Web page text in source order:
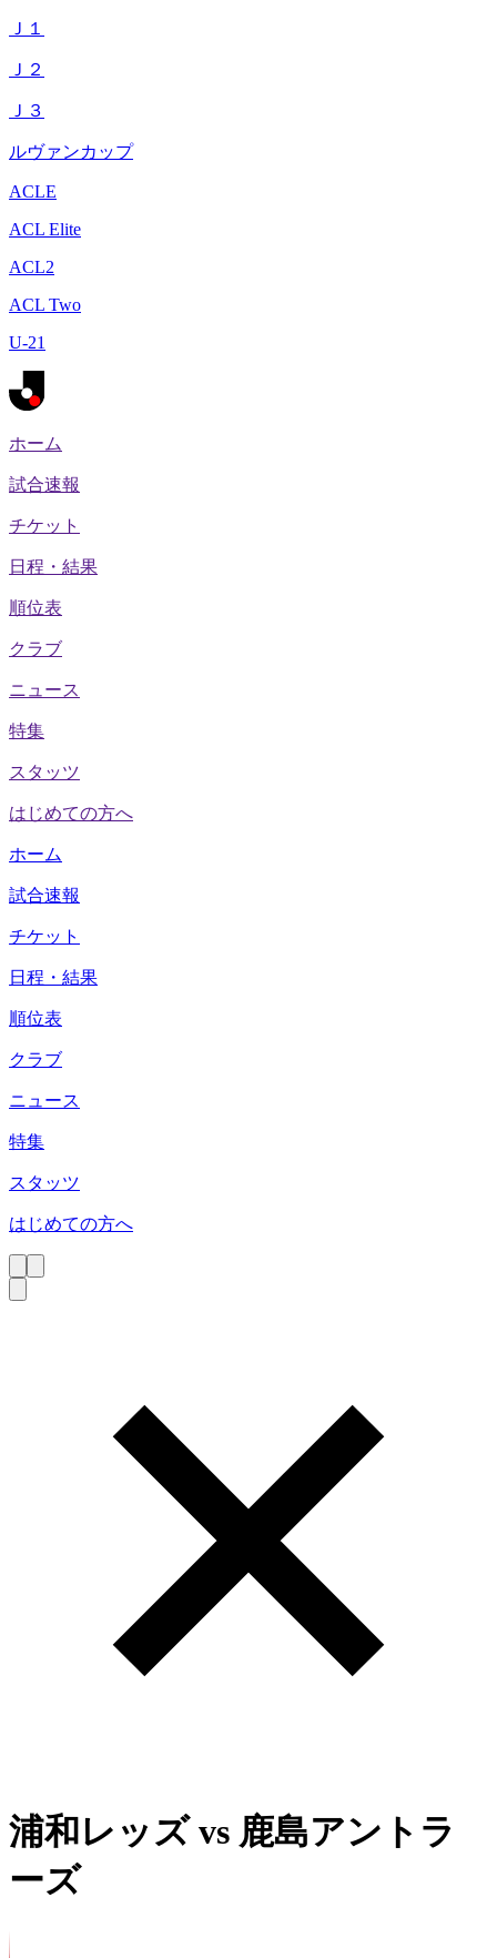
Ｊ１
Ｊ２
Ｊ３
ルヴァンカップ
ACLE
ACL Elite
ACL2
ACL Two
U-21
ホーム
試合速報
チケット
日程・結果
順位表
クラブ
ニュース
特集
スタッツ
はじめての方へ
ホーム
試合速報
チケット
日程・結果
順位表
クラブ
ニュース
特集
スタッツ
はじめての方へ
浦和レッズvs 鹿島アントラ
ーズ